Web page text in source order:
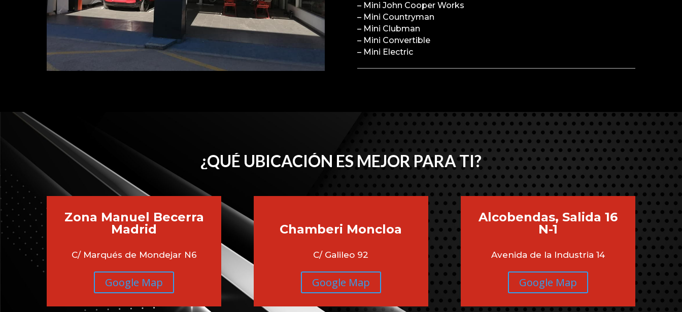
– Mini John Cooper Works
– Mini Countryman
– Mini Clubman
– Mini Convertible
– Mini Electric
¿QUÉ UBICACIÓN ES MEJOR PARA TI?
Zona Manuel Becerra
Madrid
C/ Marqués de Mondejar N6
Google Map
Chamberi Moncloa
C/ Galileo 92
Google Map
Alcobendas, Salida 16
N-1
Avenida de la Industria 14
Google Map